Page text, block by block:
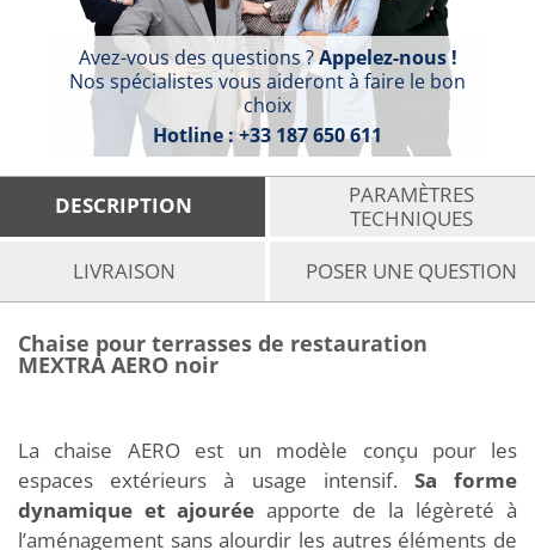
Avez-vous des questions ?Appelez-nous !
Nos spécialistes vous aideront à faire le bon
choix
Hotline :+33 187 650 611
DESCRIPTION
PARAMÈTRES
TECHNIQUES
LIVRAISON
POSER UNE QUESTION
Chaise pour terrasses de restauration
MEXTRA AERO noir
La chaise AERO est un modèle conçu pour les
espaces extérieurs à usage intensif. Sa forme
dynamique et ajourée apporte de la légèreté à
l’aménagement sans alourdir les autres éléments de